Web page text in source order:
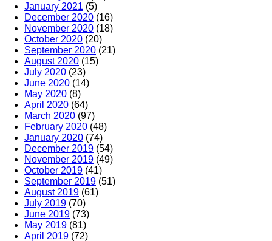
January 2021 (5)
December 2020 (16)
November 2020 (18)
October 2020 (20)
September 2020 (21)
August 2020 (15)
July 2020 (23)
June 2020 (14)
May 2020 (8)
April 2020 (64)
March 2020 (97)
February 2020 (48)
January 2020 (74)
December 2019 (54)
November 2019 (49)
October 2019 (41)
September 2019 (51)
August 2019 (61)
July 2019 (70)
June 2019 (73)
May 2019 (81)
April 2019 (72)